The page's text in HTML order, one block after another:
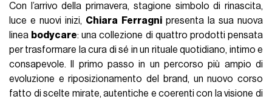
Con l’arrivo della primavera, stagione simbolo di rinascita,
luce e nuovi inizi, Chiara Ferragnipresenta la sua nuova
linea bodycare: una collezione di quattro prodotti pensata
per trasformare la cura di sé in un rituale quotidiano, intimo e
consapevole. Il primo passo in un percorso più ampio di
evoluzione e riposizionamento del brand, un nuovo corso
fatto di scelte mirate, autentiche e coerenti con la visione di